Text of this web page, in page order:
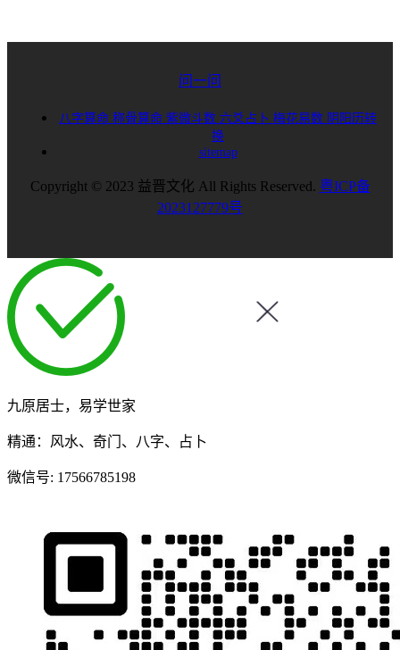
问一问
八字算命 称骨算命 紫微斗数 六爻占卜 梅花易数 阴阳历转
换
sitemap
Copyright © 2023 益晋文化 All Rights Reserved. 粤ICP备
2023127779号
九原居士，易学世家
精通：风水、奇门、八字、占卜
微信号: 17566785198